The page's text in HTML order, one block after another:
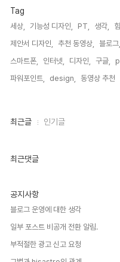
Tag
세상, 기능성 디자인, PT, 생각, 힘,
제안서 디자인,
추천 동영상, 블로그,
스마트폰,
인터넷, 디자인, 구글,
파워포인트,
design, 동영상 추천,
최
인
최근글 인기글
최근댓글
공지사항
블로그 운영에 대한 생각
일부 포스트 비공개 전환 알림.
부적절한 광고 신고 요청